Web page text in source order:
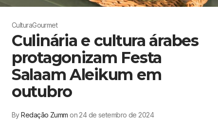
CulturaGourmet
Culinária e cultura árabes
protagonizam Festa
Salaam Aleikum em
outubro
ByRedação Zumm on 24 de setembro de 2024